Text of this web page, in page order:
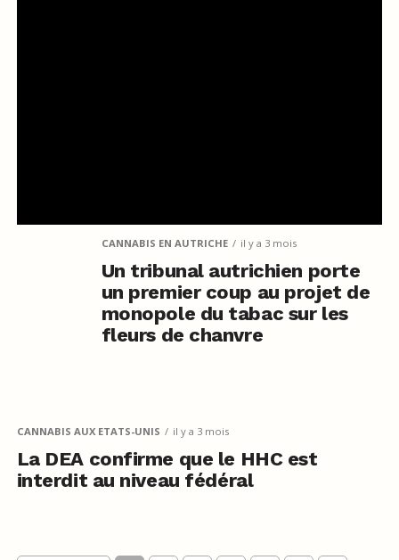
CANNABIS EN AUTRICHE il y a 3 mois
Un tribunal autrichien porte
un premier coup au projet de
monopole du tabac sur les
fleurs de chanvre
CANNABIS AUX ETATS-UNIS il y a 3 mois
La DEA confirme que le HHC est
interdit au niveau fédéral